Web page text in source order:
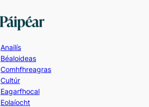
Anailís
Béaloideas
Comhfhreagras
Cultúr
Eagarfhocal
Eolaíocht